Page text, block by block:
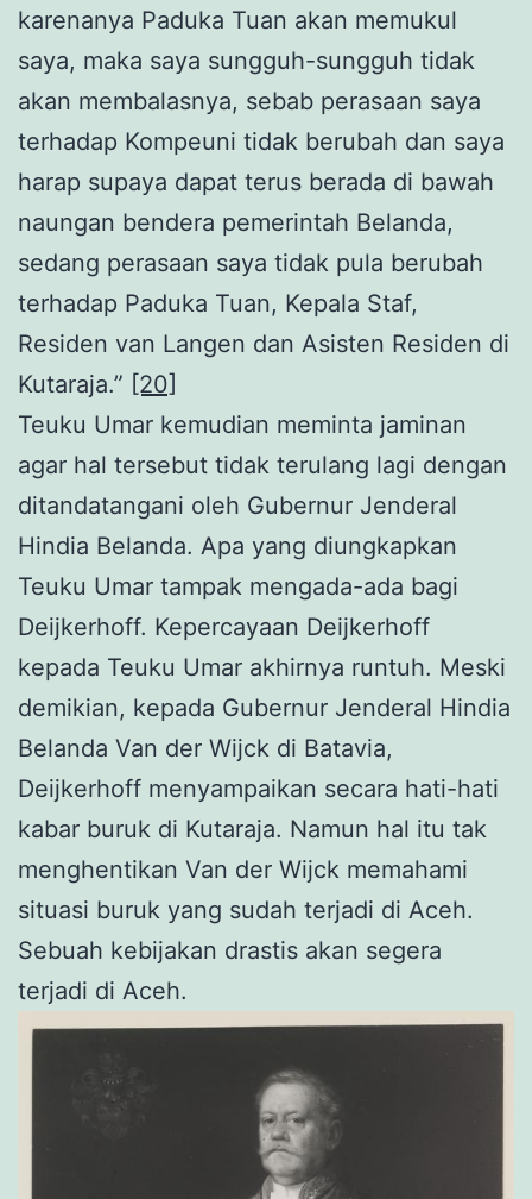
karenanya Paduka Tuan akan memukul
saya, maka saya sungguh-sungguh tidak
akan membalasnya, sebab perasaan saya
terhadap Kompeuni tidak berubah dan saya
harap supaya dapat terus berada di bawah
naungan bendera pemerintah Belanda,
sedang perasaan saya tidak pula berubah
terhadap Paduka Tuan, Kepala Staf,
Residen van Langen dan Asisten Residen di
Kutaraja.” [20]
Teuku Umar kemudian meminta jaminan
agar hal tersebut tidak terulang lagi dengan
ditandatangani oleh Gubernur Jenderal
Hindia Belanda. Apa yang diungkapkan
Teuku Umar tampak mengada-ada bagi
Deijkerhoff. Kepercayaan Deijkerhoff
kepada Teuku Umar akhirnya runtuh. Meski
demikian, kepada Gubernur Jenderal Hindia
Belanda Van der Wijck di Batavia,
Deijkerhoff menyampaikan secara hati-hati
kabar buruk di Kutaraja. Namun hal itu tak
menghentikan Van der Wijck memahami
situasi buruk yang sudah terjadi di Aceh.
Sebuah kebijakan drastis akan segera
terjadi di Aceh.